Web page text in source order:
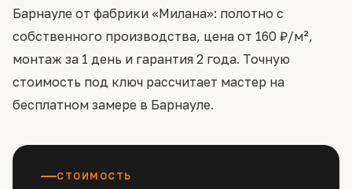
Барнауле от фабрики «Милана»: полотно с
собственного производства, цена от 160 ₽/м²,
монтаж за 1 день и гарантия 2 года. Точную
стоимость под ключ рассчитает мастер на
бесплатном замере в Барнауле.
СТОИМОСТЬ